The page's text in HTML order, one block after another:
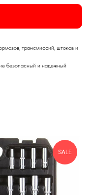
трансмиссий, штоков и
безопасный и надежный
SALE